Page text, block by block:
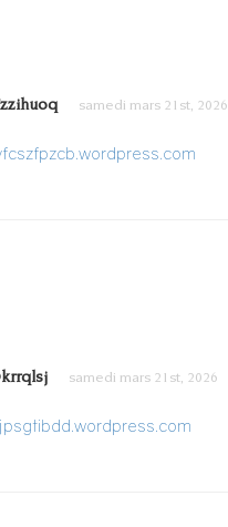
samedi mars 21st, 2026
samedi mars 21st, 2026